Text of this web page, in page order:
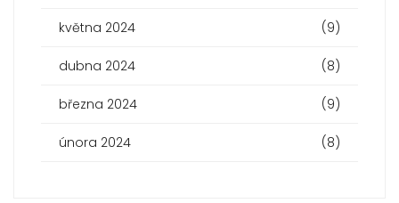
května 2024 (9)
dubna 2024 (8)
března 2024 (9)
února 2024 (8)